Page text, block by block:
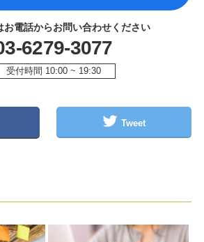
お電話からお問い合わせください
6279-3077
受付時間 10:00 ~ 19:30
Tweet